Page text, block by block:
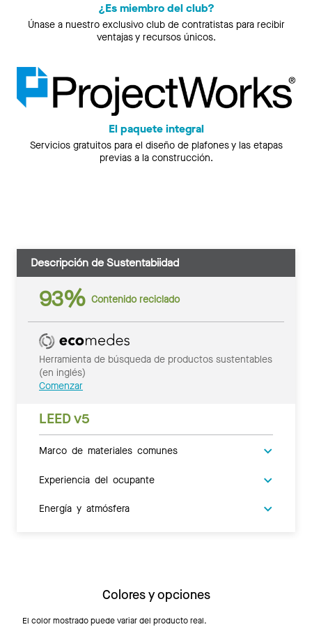
¿Es miembro del club?
Únase a nuestro exclusivo club de contratistas para recibir
ventajas y recursos únicos.
El paquete integral
Servicios gratuitos para el diseño de plafones y las etapas
previas a la construcción.
Descripción de Sustentabiidad
93% Contenido reciclado
Herramienta de búsqueda de productos sustentables
(en inglés)
Comenzar
LEED v5
Marco de materiales comunes
Experiencia del ocupante
Energía y atmósfera
Colores y opciones
El color mostrado puede variar del producto real.